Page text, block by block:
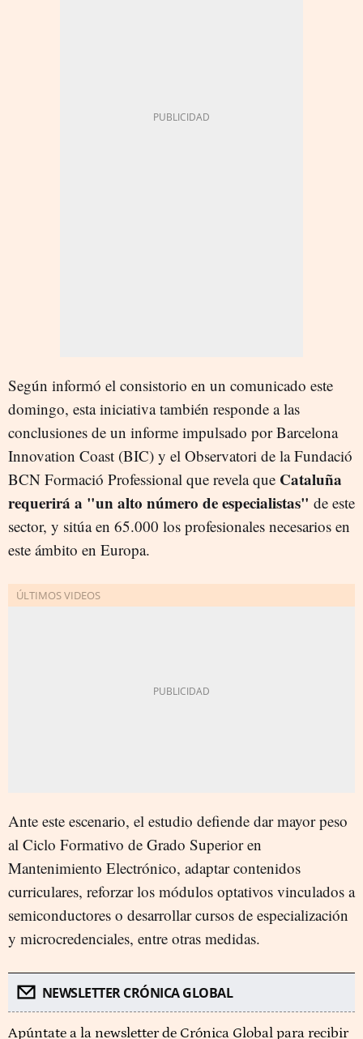
Según informó el consistorio en un comunicado este
domingo, esta iniciativa también responde a las
conclusiones de un informe impulsado por Barcelona
Innovation Coast (BIC) y el Observatori de la Fundació
BCN Formació Professional que revela que Cataluña
requerirá a "un alto número de especialistas" de este
sector, y sitúa en 65.000 los profesionales necesarios en
este ámbito en Europa.
Ante este escenario, el estudio defiende dar mayor peso
al Ciclo Formativo de Grado Superior en
Mantenimiento Electrónico, adaptar contenidos
curriculares, reforzar los módulos optativos vinculados a
semiconductores o desarrollar cursos de especialización
y microcredenciales, entre otras medidas.
NEWSLETTER CRÓNICA GLOBAL
Apúntate a la newsletter de Crónica Global para recibir